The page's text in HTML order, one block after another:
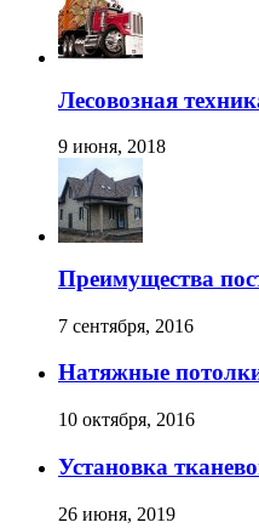
Лесовозная
9 июня, 2018
Преимущества
7 сентября, 2016
Натяжные
10 октября, 2016
Установка
26 июня, 2019